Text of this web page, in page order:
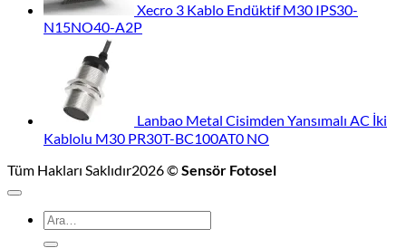
Xecro 3 Kablo Endüktif M30 IPS30-
N15NO40-A2P
Lanbao Metal Cisimden Yansımalı AC İki
Kablolu M30 PR30T-BC100AT0 NO
Tüm Hakları Saklıdır2026 ©Sensör Fotosel
Ara: